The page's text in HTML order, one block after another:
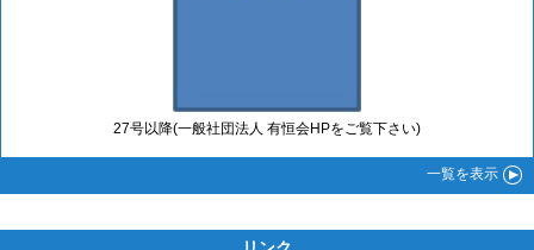
27号以降(一般社団法人 有恒会HPをご覧下さい)
一覧を表示